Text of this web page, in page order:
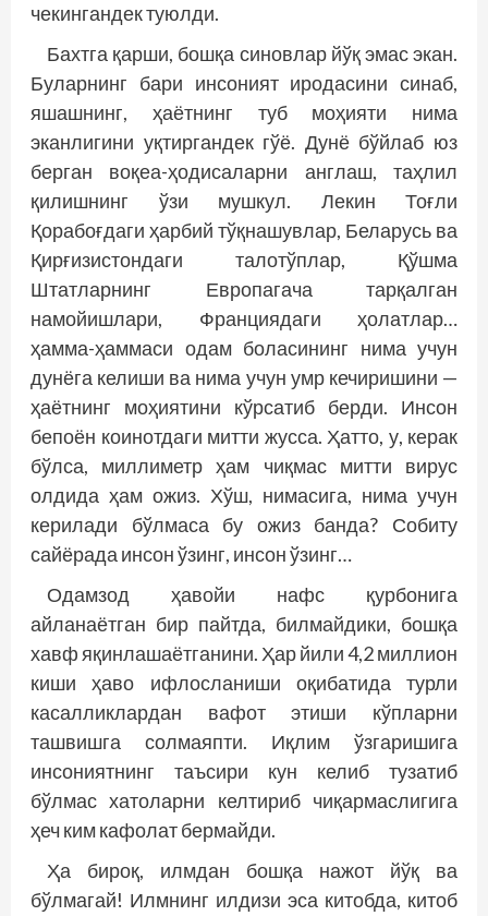
чекингандек туюлди.
Бахтга қарши, бошқа синовлар йўқ эмас экан.
Буларнинг бари инсоният иродасини синаб,
яшашнинг, ҳаётнинг туб моҳияти нима
эканлигини уқтиргандек гўё. Дунё бўйлаб юз
берган воқеа-ҳодисаларни англаш, таҳлил
қилишнинг ўзи мушкул. Лекин Тоғли
Қорабоғдаги ҳарбий тўқнашувлар, Беларусь ва
Қирғизистондаги талотўплар, Қўшма
Штатларнинг Европагача тарқалган
намойишлари, Франциядаги ҳолатлар…
ҳамма-ҳаммаси одам боласининг нима учун
дунёга келиши ва нима учун умр кечиришини —
ҳаётнинг моҳиятини кўрсатиб берди. Инсон
бепоён коинотдаги митти жусса. Ҳатто, у, керак
бўлса, миллиметр ҳам чиқмас митти вирус
олдида ҳам ожиз. Хўш, нимасига, нима учун
керилади бўлмаса бу ожиз банда? Собиту
сайёрада инсон ўзинг, инсон ўзинг…
Одамзод ҳавойи нафс қурбонига
айланаётган бир пайтда, билмайдики, бошқа
хавф яқинлашаётганини. Ҳар йили 4,2 миллион
киши ҳаво ифлосланиши оқибатида турли
касалликлардан вафот этиши кўпларни
ташвишга солмаяпти. Иқлим ўзгаришига
инсониятнинг таъсири кун келиб тузатиб
бўлмас хатоларни келтириб чиқармаслигига
ҳеч ким кафолат бермайди.
Ҳа бироқ, илмдан бошқа нажот йўқ ва
бўлмагай! Илмнинг илдизи эса китобда, китоб